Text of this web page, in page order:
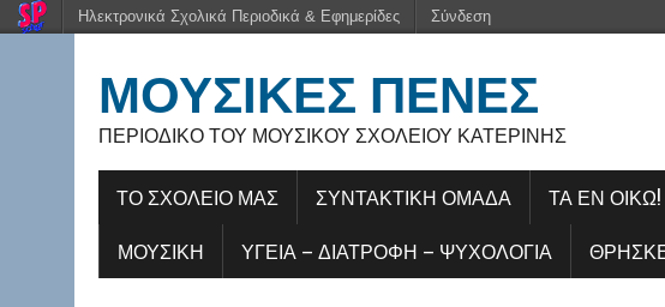
ΜΟΥΣΙΚΈΣ ΠΈΝΕΣ
ΠΕΡΙΟΔΙΚΌ ΤΟΥ ΜΟΥΣΙΚΟΎ ΣΧΟΛΕΊΟΥ ΚΑΤΕΡΊΝΗΣ
ΤΟ ΣΧΟΛΕΙΟ ΜΑΣ ΣΥΝΤΑΚΤΙΚΗ ΟΜΑΔΑ ΤΑ ΕΝ ΟΊΚΩ!
ΜΟΥΣΙΚΉ
ΥΓΕΊΑ – ΔΙΑΤΡΟΦΉ – ΨΥΧΟΛΟΓΊΑ
Ηλεκτρονικά Σχολικά Περιοδικά & Εφημερίδες Σύνδεση